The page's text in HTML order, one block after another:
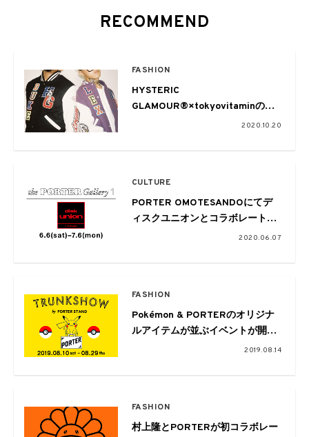
RECOMMEND
FASHION
HYSTERIC
GLAMOUR®×tokyovitaminのコ
ラボが実現 VERDYも参加しスペ
2020.10.20
CULTURE
PORTER OMOTESANDOにてデ
ィスクユニオンとコラボレートし
たポップアップイベントが開催中
2020.06.07
FASHION
Pokémon & PORTERのオリジナ
ルアイテムが並ぶイベントが開催
2019.08.14
FASHION
村上隆とPORTERが初コラボレー